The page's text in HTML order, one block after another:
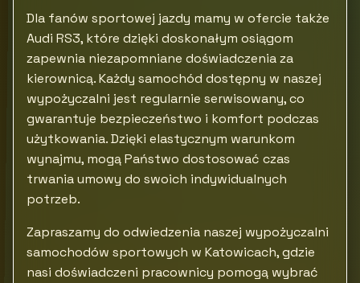
Dla fanów sportowej jazdy mamy w ofercie także
Audi RS3, które dzięki doskonałym osiągom
zapewnia niezapomniane doświadczenia za
kierownicą. Każdy samochód dostępny w naszej
wypożyczalni jest regularnie serwisowany, co
gwarantuje bezpieczeństwo i komfort podczas
użytkowania. Dzięki elastycznym warunkom
wynajmu, mogą Państwo dostosować czas
trwania umowy do swoich indywidualnych
potrzeb.
Zapraszamy do odwiedzenia naszej wypożyczalni
samochodów sportowych w Katowicach, gdzie
nasi doświadczeni pracownicy pomogą wybrać